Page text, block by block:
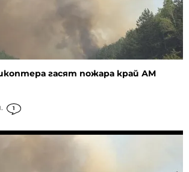
гасят пожара край АМ
1